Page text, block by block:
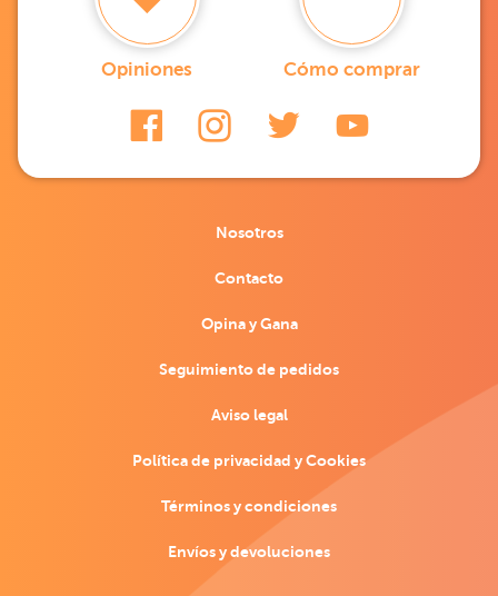
Opiniones Cómo comprar
Nosotros
Contacto
Opina y Gana
Seguimiento de pedidos
Aviso legal
Política de privacidad y Cookies
Términos y condiciones
Envíos y devoluciones